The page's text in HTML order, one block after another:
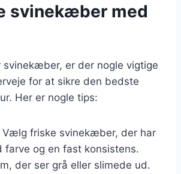
svinekæber med
er der nogle vigtige
for at sikre den bedste
Her er nogle tips:
Vælg friske svinekæber, der har
farve og en fast konsistens.
der ser grå eller slimede ud.